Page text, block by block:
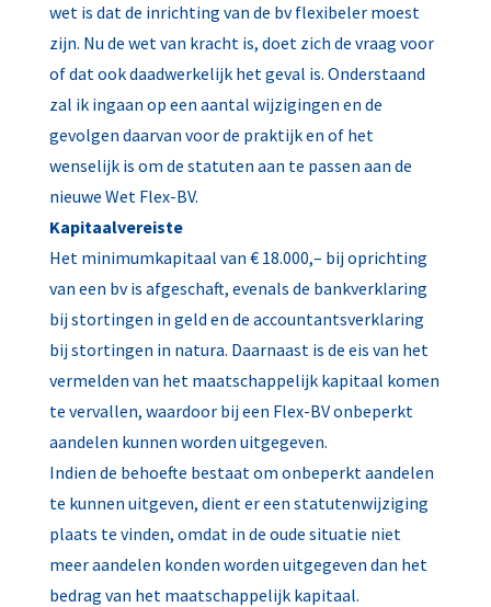
wet is dat de inrichting van de bv flexibeler moest
zijn. Nu de wet van kracht is, doet zich de vraag voor
of dat ook daadwerkelijk het geval is. Onderstaand
zal ik ingaan op een aantal wijzigingen en de
gevolgen daarvan voor de praktijk en of het
wenselijk is om de statuten aan te passen aan de
nieuwe Wet Flex-BV.
Kapitaalvereiste
Het minimumkapitaal van € 18.000,– bij oprichting
van een bv is afgeschaft, evenals de bankverklaring
bij stortingen in geld en de accountantsverklaring
bij stortingen in natura. Daarnaast is de eis van het
vermelden van het maatschappelijk kapitaal komen
te vervallen, waardoor bij een Flex-BV onbeperkt
aandelen kunnen worden uitgegeven.
Indien de behoefte bestaat om onbeperkt aandelen
te kunnen uitgeven, dient er een statutenwijziging
plaats te vinden, omdat in de oude situatie niet
meer aandelen konden worden uitgegeven dan het
bedrag van het maatschappelijk kapitaal.